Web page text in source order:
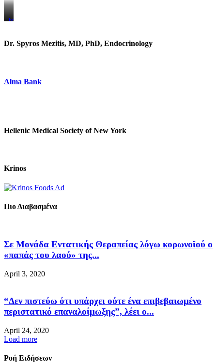
https://www.unitedbrothersfruitmarkets.com/
https://www.unitedbrothersfruitmarkets.com/
Dr. Spyros Mezitis, MD, PhD, Endocrinology
Alma Bank
Hellenic Medical Society of New York
Krinos
Πιο Διαβασμένα
Σε Μονάδα Εντατικής Θεραπείας λόγω κορωνοϊού ο
«παπάς του λαού» της...
April 3, 2020
“Δεν πιστεύω ότι υπάρχει ούτε ένα επιβεβαιωμένο
περιστατικό επαναλοίμωξης”, λέει ο...
April 24, 2020
Load more
Ροή Ειδήσεων